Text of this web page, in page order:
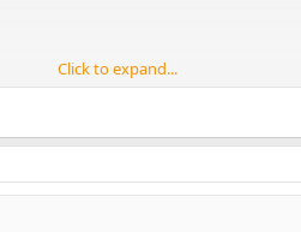
Click to expand...